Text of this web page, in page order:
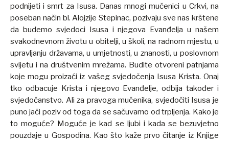
podnijeti i smrt za Isusa. Danas mnogi mučenici u Crkvi, na
poseban način bl. Alojzije Stepinac, pozivaju sve nas krštene
da budemo svjedoci Isusa i njegova Evanđelja u našem
svakodnevnom životu u obitelji, u školi, na radnom mjestu, u
upravljanju državama, u umjetnosti, u znanosti, u poslovnom
svijetu i na društvenim mrežama. Budite otvoreni patnjama
koje mogu proizaći iz vašeg svjedočenja Isusa Krista. Onaj
tko odbacuje Krista i njegovo Evanđelje, odbija također i
svjedočanstvo. Ali za pravoga mučenika, svjedočiti Isusa je
puno jači poziv od toga da se sačuvamo od trpljenja. Kako je
to moguće? Moguće je kad se ljubi i kada se bezuvjetno
pouzdaje u Gospodina. Kao što kaže prvo čitanje iz Knjige